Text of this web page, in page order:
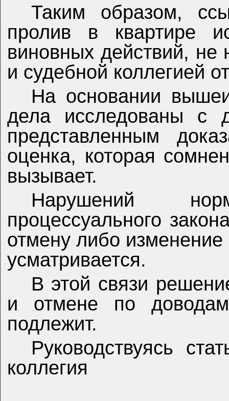
Таким образом,
пролив в квартире
виновных действий, не
и судебной коллегией
На основании
дела исследованы с
представленным
оценка, которая
вызывает.
Нарушений
процессуального
отмену либо изменение
усматривается.
В этой связи
и отмене по
подлежит.
Руководствуясь
коллегия